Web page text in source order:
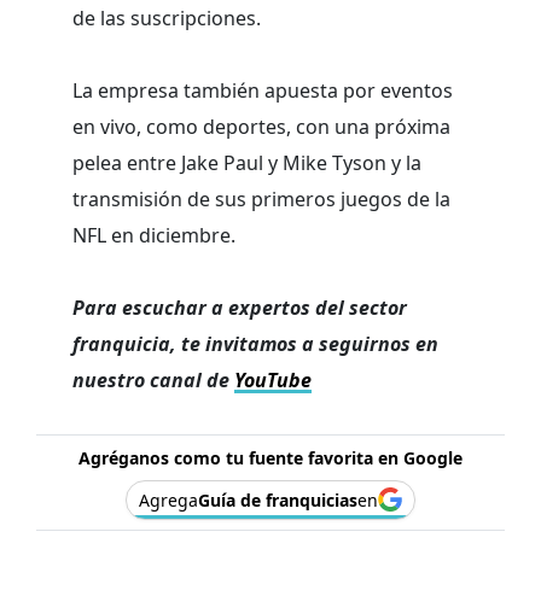
de las suscripciones.
La empresa también apuesta por eventos
en vivo, como deportes, con una próxima
pelea entre Jake Paul y Mike Tyson y la
transmisión de sus primeros juegos de la
NFL en diciembre.
Para escuchar a expertos del sector
franquicia, te invitamos a seguirnos en
nuestro canal de YouTube
Agréganos como tu fuente favorita en Google
AgregaGuía de franquiciasen